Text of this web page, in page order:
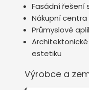
Fasádní řešení
Nákupní
Průmyslové
estetiku
Výrobce a